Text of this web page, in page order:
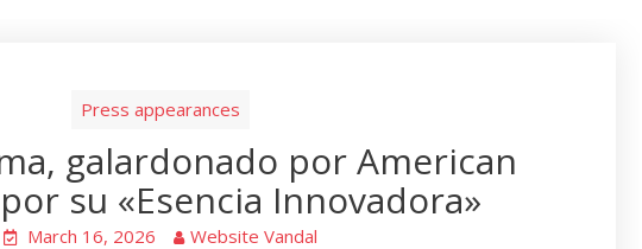
Press appearances
galardonado por American
su «Esencia Innovadora»
March 16, 2026 Website Vandal